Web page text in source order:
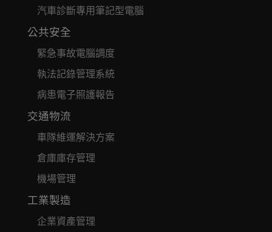
汽車診斷專用筆記型電腦
公共安全
緊急事故電腦調度
執法記錄管理系統
病患電子照護報告
交通物流
車隊維運解決方案
倉庫庫存管理
機場管理
工業製造
企業資產管理